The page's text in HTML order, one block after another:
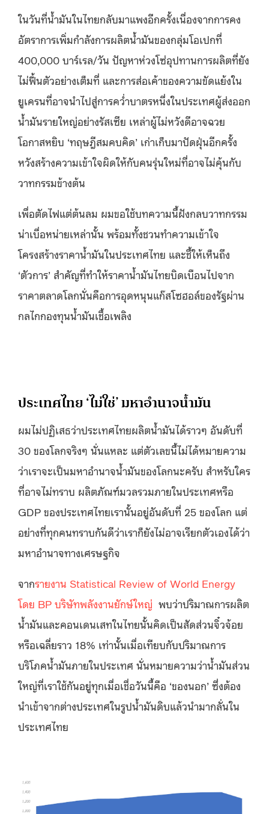
ในวันที่น้ำมันในไทยกลับมาแพงอีกครั้งเนื่องจากการคง
อัตราการเพิ่มกำลังการผลิตน้ำมันของกลุ่มโอเปกที่
400,000 บาร์เรล/วัน ปัญหาห่วงโซ่อุปทานการผลิตที่ยัง
ไม่ฟื้นตัวอย่างเต็มที่ และการส่อเค้าของความขัดแย้งใน
ยูเครนที่อาจนำไปสู่การคว่ำบาตรหนึ่งในประเทศผู้ส่งออก
น้ำมันรายใหญ่อย่างรัสเซีย เหล่าผู้ไม่หวังดีอาจฉวย
โอกาสหยิบ ‘ทฤษฎีสมคบคิด’ เก่าเก็บมาปัดฝุ่นอีกครั้ง
หวังสร้างความเข้าใจผิดให้กับคนรุ่นใหม่ที่อาจไม่คุ้นกับ
วาทกรรมข้างต้น
เพื่อตัดไฟแต่ต้นลม ผมขอใช้บทความนี้ฝังกลบวาทกรรม
น่าเบื่อหน่ายเหล่านั้น พร้อมทั้งชวนทำความเข้าใจ
โครงสร้างราคาน้ำมันในประเทศไทย และชี้ให้เห็นถึง
‘ตัวการ’ สำคัญที่ทำให้ราคาน้ำมันไทยบิดเบือนไปจาก
ราคาตลาดโลกนั่นคือการอุดหนุนแก๊สโซฮอล์ของรัฐผ่าน
กลไกกองทุนน้ำมันเชื้อเพลิง
ประเทศไทย ‘ไม่ใช่’ มหาอำนาจน้ำมัน
ผมไม่ปฏิเสธว่าประเทศไทยผลิตน้ำมันได้ราวๆ อันดับที่
30 ของโลกจริงๆ นั่นแหละ แต่ตัวเลขนี้ไม่ได้หมายความ
ว่าเราจะเป็นมหาอำนาจน้ำมันของโลกนะครับ สำหรับใคร
ที่อาจไม่ทราบ ผลิตภัณฑ์มวลรวมภายในประเทศหรือ
GDP ของประเทศไทยเรานั้นอยู่อันดับที่ 25 ของโลก แต่
อย่างที่ทุกคนทราบกันดีว่าเราก็ยังไม่อาจเรียกตัวเองได้ว่า
มหาอำนาจทางเศรษฐกิจ
จากรายงาน Statistical Review of World Energy
โดย BP บริษัทพลังงานยักษ์ใหญ่ พบว่าปริมาณการผลิต
น้ำมันและคอนเดนเสทในไทยนั้นคิดเป็นสัดส่วนจิ๋วจ้อย
หรือเฉลี่ยราว 18% เท่านั้นเมื่อเทียบกับปริมาณการ
บริโภคน้ำมันภายในประเทศ นั่นหมายความว่าน้ำมันส่วน
ใหญ่ที่เราใช้กันอยู่ทุกเมื่อเชื่อวันนี้คือ ‘ของนอก’ ซึ่งต้อง
นำเข้าจากต่างประเทศในรูปน้ำมันดิบแล้วนำมากลั่นใน
ประเทศไทย